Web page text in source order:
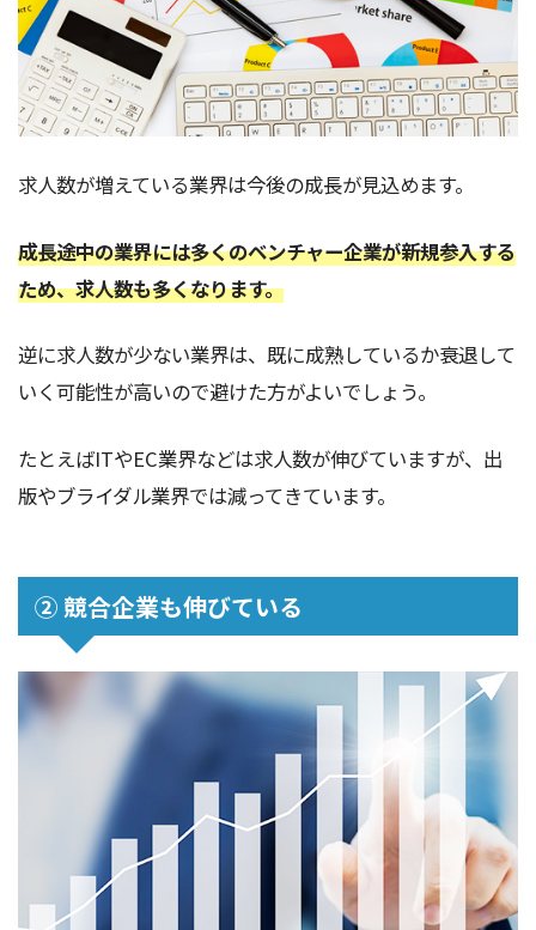
求人数が増えている業界は今後の成長が見込めます。
成長途中の業界には多くのベンチャー企業が新規参入する
ため、求人数も多くなります。
逆に求人数が少ない業界は、既に成熟しているか衰退して
いく可能性が高いので避けた方がよいでしょう。
たとえばITやEC業界などは求人数が伸びていますが、出
版やブライダル業界では減ってきています。
② 競合企業も伸びている